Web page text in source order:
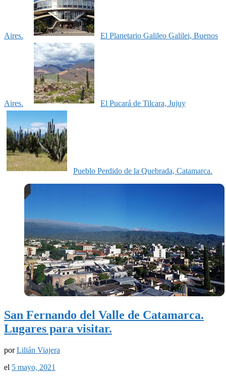
Aires. El Planetario Galileo Galilei, Buenos
Aires. El Pucará de Tilcara, Jujuy
Pueblo Perdido de la Quebrada, Catamarca.
San Fernando del Valle de Catamarca.
Lugares para visitar.
porLilián Viajera
el 5 mayo, 2021